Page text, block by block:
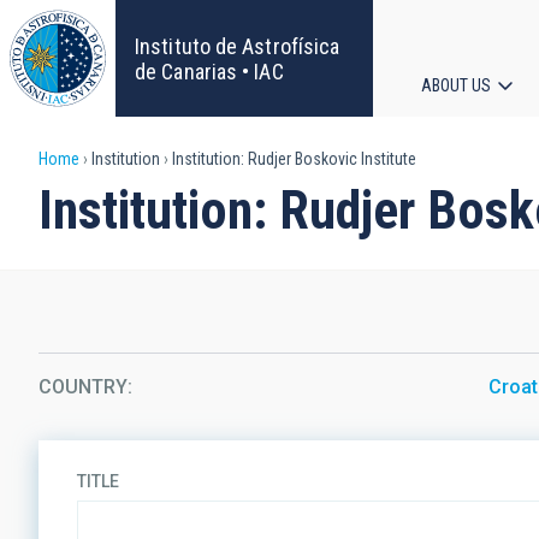
Skip
to
main
content
Instituto de Astrofísica
de Canarias • IAC
ABOUT US
Breadcrumb
Home Institution Institution: Rudjer Boskovic Institute
Institution: Rudjer
COUNTRY
TITLE